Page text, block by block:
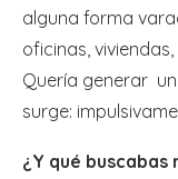
alguna forma
oficinas,
Quería generar
surge:
¿Y qué